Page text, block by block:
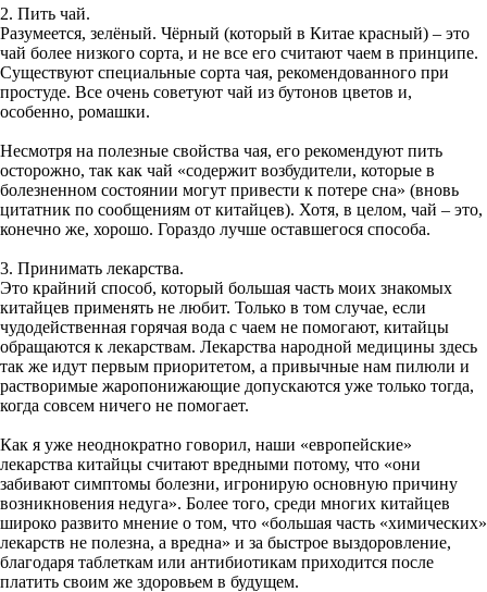
2. Пить чай.
Разумеется, зелёный. Чёрный (который в Китае красный) – это
чай более низкого сорта, и не все его считают чаем в принципе.
Существуют специальные сорта чая, рекомендованного при
простуде. Все очень советуют чай из бутонов цветов и,
особенно, ромашки.
Несмотря на полезные свойства чая, его рекомендуют пить
осторожно, так как чай «содержит возбудители, которые в
болезненном состоянии могут привести к потере сна» (вновь
цитатник по сообщениям от китайцев). Хотя, в целом, чай – это,
конечно же, хорошо. Гораздо лучше оставшегося способа.
3. Принимать лекарства.
Это крайний способ, который большая часть моих знакомых
китайцев применять не любит. Только в том случае, если
чудодейственная горячая вода с чаем не помогают, китайцы
обращаются к лекарствам. Лекарства народной медицины здесь
так же идут первым приоритетом, а привычные нам пилюли и
растворимые жаропонижающие допускаются уже только тогда,
когда совсем ничего не помогает.
Как я уже неоднократно говорил, наши «европейские»
лекарства китайцы считают вредными потому, что «они
забивают симптомы болезни, игронирую основную причину
возникновения недуга». Более того, среди многих китайцев
широко развито мнение о том, что «большая часть «химических»
лекарств не полезна, а вредна» и за быстрое выздоровление,
благодаря таблеткам или антибиотикам приходится после
платить своим же здоровьем в будущем.